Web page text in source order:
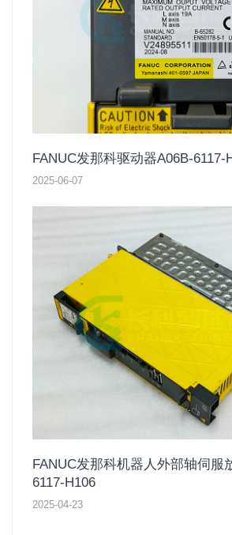
FANUC发那科驱动器A06B-6117-
2025-06-07
FANUC发那科机器人外部轴伺服
6117-H106
2025-04-23